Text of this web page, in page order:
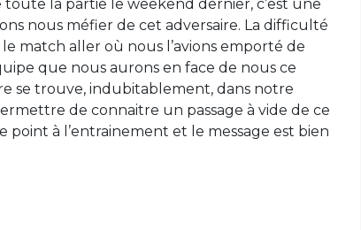
la partie le weekend dernier, c’est une
nous méfier de cet adversaire. La difficulté
match aller où nous l’avions emporté de
que nous aurons en face de nous ce
se trouve, indubitablement, dans notre
de connaitre un passage à vide de ce
point à l’entrainement et le message est bien